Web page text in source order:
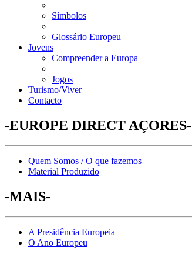
Símbolos
Glossário Europeu
Jovens
Compreender a Europa
Jogos
Turismo/Viver
Contacto
-EUROPE DIRECT AÇORES-
Quem Somos / O que fazemos
Material Produzido
-MAIS-
A Presidência Europeia
O Ano Europeu